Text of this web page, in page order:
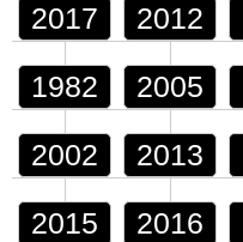
2017 2012
1982 2005
2002 2013
2015 2016